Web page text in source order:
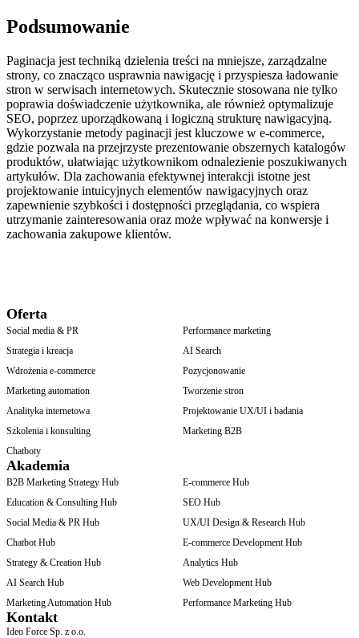
Podsumowanie
Paginacja jest techniką dzielenia treści na mniejsze, zarządzalne
strony, co znacząco usprawnia nawigację i przyspiesza ładowanie
stron w serwisach internetowych. Skutecznie stosowana nie tylko
poprawia doświadczenie użytkownika, ale również optymalizuje
SEO, poprzez uporządkowaną i logiczną strukturę nawigacyjną.
Wykorzystanie metody paginacji jest kluczowe w e-commerce,
gdzie pozwala na przejrzyste prezentowanie obszernych katalogów
produktów, ułatwiając użytkownikom odnalezienie poszukiwanych
artykułów. Dla zachowania efektywnej interakcji istotne jest
projektowanie intuicyjnych elementów nawigacyjnych oraz
zapewnienie szybkości i dostępności przeglądania, co wspiera
utrzymanie zainteresowania oraz może wpływać na konwersje i
zachowania zakupowe klientów.
Oferta
Social media & PR
Performance marketing
Strategia i kreacja
AI Search
Wdrożenia e-commerce
Pozycjonowanie
Marketing automation
Tworzenie stron
Analityka internetowa
Projektowanie UX/UI i badania
Szkolenia i konsulting
Marketing B2B
Chatboty
Akademia
B2B Marketing Strategy Hub
E-commerce Hub
Education & Consulting Hub
SEO Hub
Social Media & PR Hub
UX/UI Design & Research Hub
Chatbot Hub
E-commerce Development Hub
Strategy & Creation Hub
Analytics Hub
AI Search Hub
Web Development Hub
Marketing Automation Hub
Performance Marketing Hub
Kontakt
Ideo Force Sp. z o.o.